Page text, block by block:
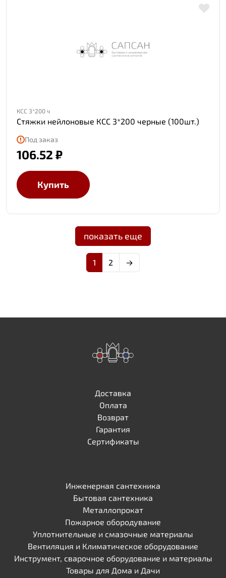
КСС 3*200 ч
Стяжки нейлоновые КСС 3*200 черные (100шт.)
Под заказ
106.52 ₽
Купить
показать еще
1 2 →
Доставка
Оплата
Возврат
Гарантия
Сертификаты
Инженерная сантехника
Бытовая сантехника
Металлопрокат
Пожарное обородувание
Уплотнительные и смазочные материалы
Вентиляция и Климатическое оборудование
Инструмент, сварочное оборудование и материалы
Товары для Дома и Дачи